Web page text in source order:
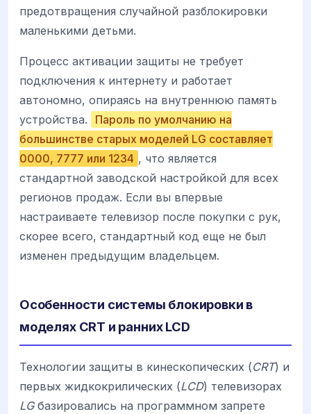
предотвращения случайной разблокировки
маленькими детьми.
Процесс активации защиты не требует
подключения к интернету и работает
автономно, опираясь на внутреннюю память
устройства.
Пароль по умолчанию на
большинстве старых моделей LG составляет
0000, 7777 или 1234 , что является
стандартной заводской настройкой для всех
регионов продаж. Если вы впервые
настраиваете телевизор после покупки с рук,
скорее всего, стандартный код еще не был
изменен предыдущим владельцем.
Особенности системы блокировки в
моделях CRT и ранних LCD
Технологии защиты в кинескопических (CRT) и
первых жидкокрилических (LCD) телевизорах
LGбазировались на программном запрете